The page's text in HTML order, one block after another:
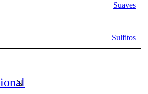
Suaves
Sulfitos